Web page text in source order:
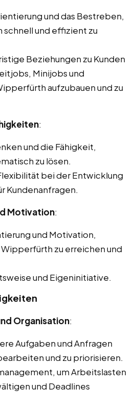
und das Bestreben,
schnell und effizient zu
Beziehungen zu Kunden
Minijobs und
aufzubauen und zu
:
und die Fähigkeit,
zu lösen.
bei der Entwicklung
Kundenanfragen.
Motivation:
und Motivation,
zu erreichen und
und Eigeninitiative.
Organisation:
Aufgaben und Anfragen
und zu priorisieren.
um Arbeitslasten
und Deadlines